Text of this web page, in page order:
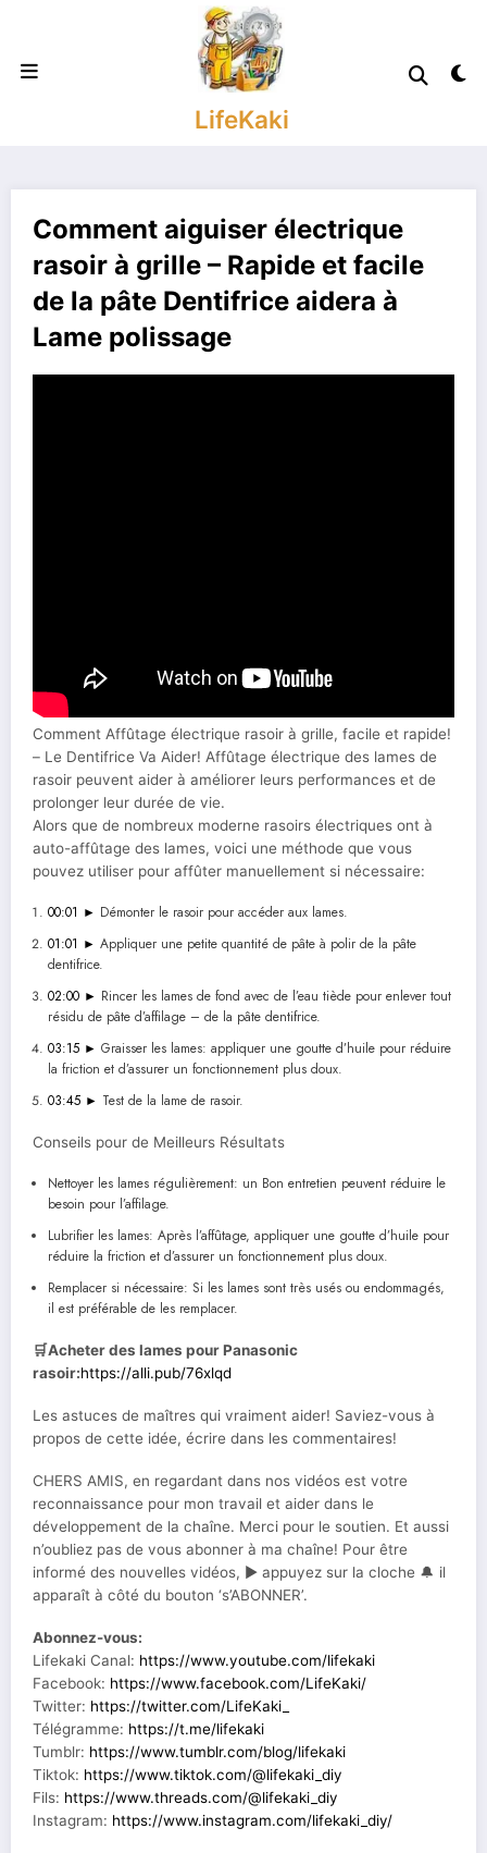
LifeKaki
Comment aiguiser électrique
rasoir à grille – Rapide et facile
de la pâte Dentifrice aidera à
Lame polissage
Comment Affûtage électrique rasoir à grille, facile et rapide!
– Le Dentifrice Va Aider! Affûtage électrique des lames de
rasoir peuvent aider à améliorer leurs performances et de
prolonger leur durée de vie.
Alors que de nombreux moderne rasoirs électriques ont à
auto-affûtage des lames, voici une méthode que vous
pouvez utiliser pour affûter manuellement si nécessaire:
00:01 ► Démonter le rasoir pour accéder aux lames.
01:01 ► Appliquer une petite quantité de pâte à polir de la pâte
dentifrice.
02:00 ► Rincer les lames de fond avec de l’eau tiède pour enlever tout
résidu de pâte d’affilage – de la pâte dentifrice.
03:15 ► Graisser les lames: appliquer une goutte d’huile pour réduire
la friction et d’assurer un fonctionnement plus doux.
03:45 ► Test de la lame de rasoir.
Conseils pour de Meilleurs Résultats
Nettoyer les lames régulièrement: un Bon entretien peuvent réduire le
besoin pour l’affilage.
Lubrifier les lames: Après l’affûtage, appliquer une goutte d’huile pour
réduire la friction et d’assurer un fonctionnement plus doux.
Remplacer si nécessaire: Si les lames sont très usés ou endommagés,
il est préférable de les remplacer.
🛒Acheter des lames pour Panasonic
rasoir:https://alli.pub/76xlqd
Les astuces de maîtres qui vraiment aider! Saviez-vous à
propos de cette idée, écrire dans les commentaires!
CHERS AMIS, en regardant dans nos vidéos est votre
reconnaissance pour mon travail et aider dans le
développement de la chaîne. Merci pour le soutien. Et aussi
n’oubliez pas de vous abonner à ma chaîne! Pour être
informé des nouvelles vidéos, ▶ ️appuyez sur la cloche 🔔 il
apparaît à côté du bouton ‘s’ABONNER’.
Abonnez-vous:
Lifekaki Canal: https://www.youtube.com/lifekaki
Facebook: https://www.facebook.com/LifeKaki/
Twitter: https://twitter.com/LifeKaki_
Télégramme: https://t.me/lifekaki
Tumblr: https://www.tumblr.com/blog/lifekaki
Tiktok: https://www.tiktok.com/@lifekaki_diy
Fils: https://www.threads.com/@lifekaki_diy
Instagram: https://www.instagram.com/lifekaki_diy/